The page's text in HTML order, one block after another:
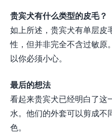
贵宾犬有什么类型的皮毛？
如上所述，贵宾犬有单层皮
性，但并非完全不含过敏原
以你必须小心。
最后的想法
看起来贵宾犬已经明白了这
水。他们的外套可以剪成不
色。